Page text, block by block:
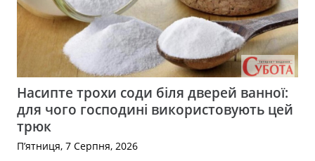
Насипте трохи соди біля дверей ванної:
для чого господині використовують цей
трюк
П’ятниця, 7 Серпня, 2026